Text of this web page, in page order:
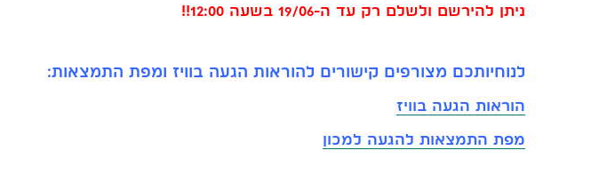
ניתן להירשם ולשלם רק עד ה-19/06 בשעה 12:00!!
לנוחיותכם מצורפים קישורים להוראות הגעה בוויז ומפת התמצאות:
הוראות הגעה בוויז
מפת התמצאות להגעה למכון